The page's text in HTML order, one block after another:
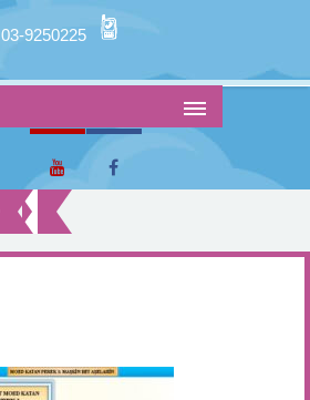
03-9250225